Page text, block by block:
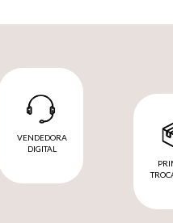
VENDEDORA
DIGITAL